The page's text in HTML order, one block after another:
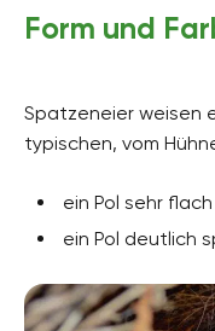
Form und
Spatzeneier weisen
typischen, vom
ein Pol sehr
ein Pol deutlich